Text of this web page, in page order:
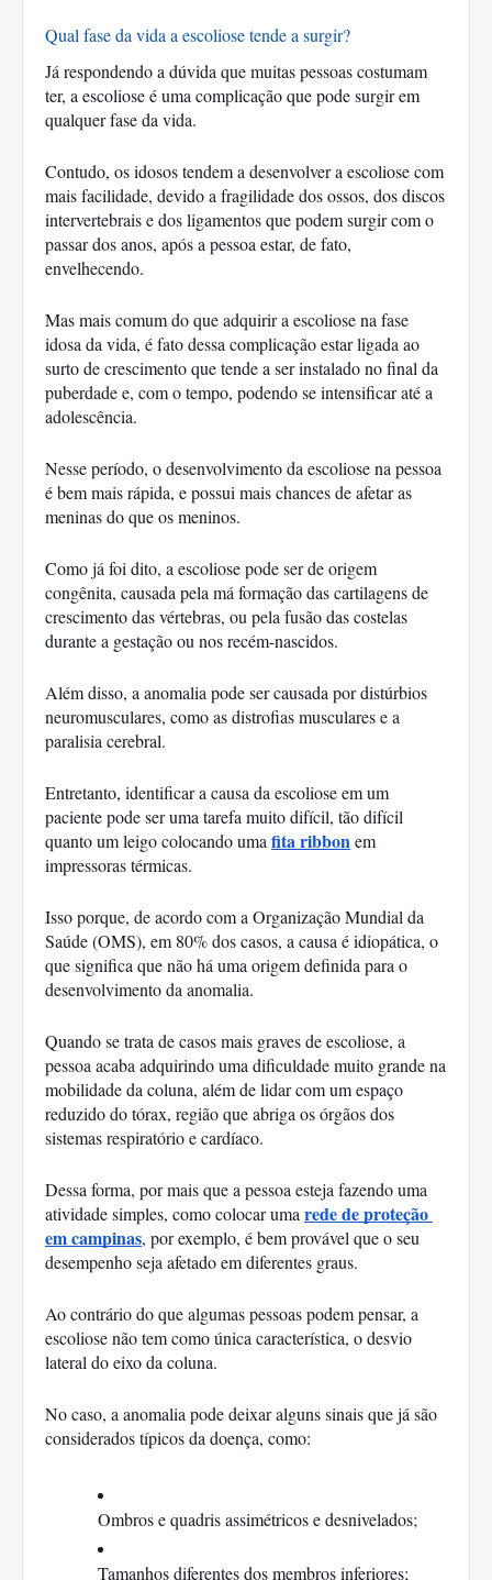
Qual fase da vida a escoliose tende a surgir?
Já respondendo a dúvida que muitas pessoas costumam
ter, a escoliose é uma complicação que pode surgir em
qualquer fase da vida.
Contudo, os idosos tendem a desenvolver a escoliose com
mais facilidade, devido a fragilidade dos ossos, dos discos
intervertebrais e dos ligamentos que podem surgir com o
passar dos anos, após a pessoa estar, de fato,
envelhecendo.
Mas mais comum do que adquirir a escoliose na fase
idosa da vida, é fato dessa complicação estar ligada ao
surto de crescimento que tende a ser instalado no final da
puberdade e, com o tempo, podendo se intensificar até a
adolescência.
Nesse período, o desenvolvimento da escoliose na pessoa
é bem mais rápida, e possui mais chances de afetar as
meninas do que os meninos.
Como já foi dito, a escoliose pode ser de origem
congênita, causada pela má formação das cartilagens de
crescimento das vértebras, ou pela fusão das costelas
durante a gestação ou nos recém-nascidos.
Além disso, a anomalia pode ser causada por distúrbios
neuromusculares, como as distrofias musculares e a
paralisia cerebral.
Entretanto, identificar a causa da escoliose em um
paciente pode ser uma tarefa muito difícil, tão difícil
quanto um leigo colocando uma fita ribbon em
impressoras térmicas.
Isso porque, de acordo com a Organização Mundial da
Saúde (OMS), em 80% dos casos, a causa é idiopática, o
que significa que não há uma origem definida para o
desenvolvimento da anomalia.
Quando se trata de casos mais graves de escoliose, a
pessoa acaba adquirindo uma dificuldade muito grande na
mobilidade da coluna, além de lidar com um espaço
reduzido do tórax, região que abriga os órgãos dos
sistemas respiratório e cardíaco.
Dessa forma, por mais que a pessoa esteja fazendo uma
atividade simples, como colocar uma rede de proteção
em campinas, por exemplo, é bem provável que o seu
desempenho seja afetado em diferentes graus.
Ao contrário do que algumas pessoas podem pensar, a
escoliose não tem como única característica, o desvio
lateral do eixo da coluna.
No caso, a anomalia pode deixar alguns sinais que já são
considerados típicos da doença, como:
Ombros e quadris assimétricos e desnivelados;
Tamanhos diferentes dos membros inferiores;